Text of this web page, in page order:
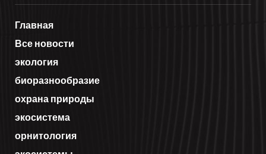
Главная
Все новости
экология
биоразнообразие
охрана природы
экосистема
орнитология